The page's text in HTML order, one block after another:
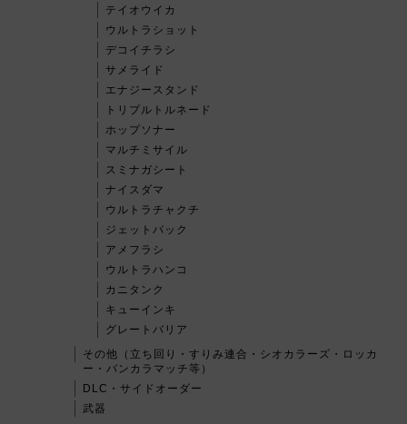
テイオウイカ
ウルトラショット
デコイチラシ
サメライド
エナジースタンド
トリプルトルネード
ホップソナー
マルチミサイル
スミナガシート
ナイスダマ
ウルトラチャクチ
ジェットパック
アメフラシ
ウルトラハンコ
カニタンク
キューインキ
グレートバリア
その他（立ち回り・すりみ連合・シオカラーズ・ロッカ
ー・バンカラマッチ等）
DLC・サイドオーダー
武器